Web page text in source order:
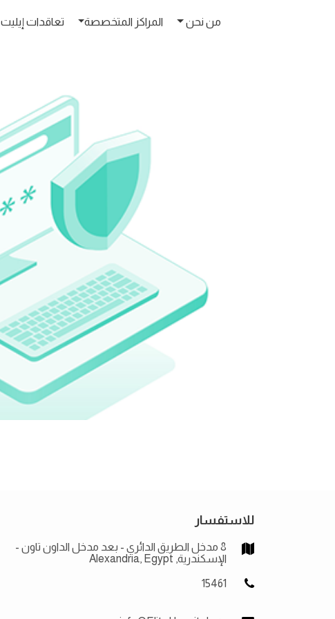
من نحن المراكز المتخصصة تعاقدات إيليت
للاستفسار
8 مدخل الطريق الدائري - بعد مدخل الداون تاون -
الإسكندرية, Alexandria, Egypt
15461